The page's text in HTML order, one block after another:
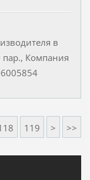
в
пар., Компания
119 > >>